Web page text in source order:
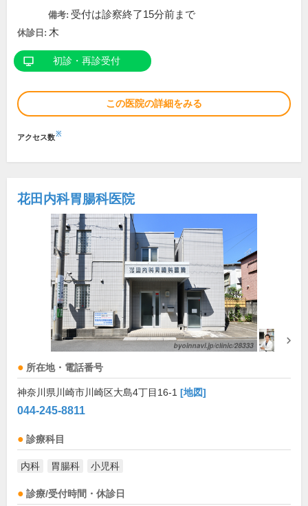
備考: 受付は診察終了15分前まで
休診日: 木
初診・再診受付
この医院の詳細をみる
アクセス数※
花田内科胃腸科医院
所在地・電話番号
神奈川県川崎市川崎区大島4丁目16-1 [地図]
044-245-8811
診療科目
内科 胃腸科 小児科
診療/受付時間・休診日